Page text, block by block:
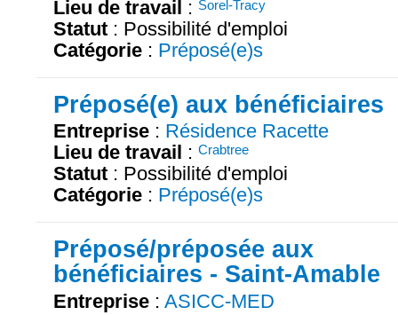
Lieu de travail : Sorel-Tracy
Statut : Possibilité d'emploi
Catégorie : Préposé(e)s
Préposé(e) aux bénéficiaires
Entreprise : Résidence Racette
Lieu de travail : Crabtree
Statut : Possibilité d'emploi
Catégorie : Préposé(e)s
Préposé/préposée aux
bénéficiaires - Saint-Amable
Entreprise : ASICC-MED